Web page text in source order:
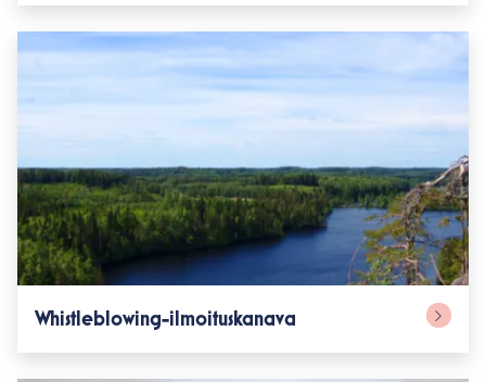
Whistleblowing-ilmoituskanava